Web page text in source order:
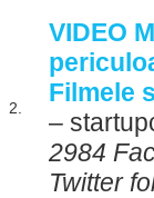
2.
VIDEO
Filmele
–
2984
Twitter